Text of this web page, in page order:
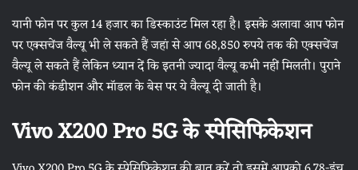
यानी फोन पर कुल 14 हजार का डिस्काउंट मिल रहा है। इसके अलावा आप फोन
पर एक्सचेंज वैल्यू भी ले सकते हैं जहां से आप 68,850 रुपये तक की एक्सचेंज
वैल्यू ले सकते हैं लेकिन ध्यान दें कि इतनी ज्यादा वैल्यू कभी नहीं मिलती। पुराने
फोन की कंडीशन और मॉडल के बेस पर ये वैल्यू दी जाती है।
Vivo X200 Pro 5G के स्पेसिफिकेशन